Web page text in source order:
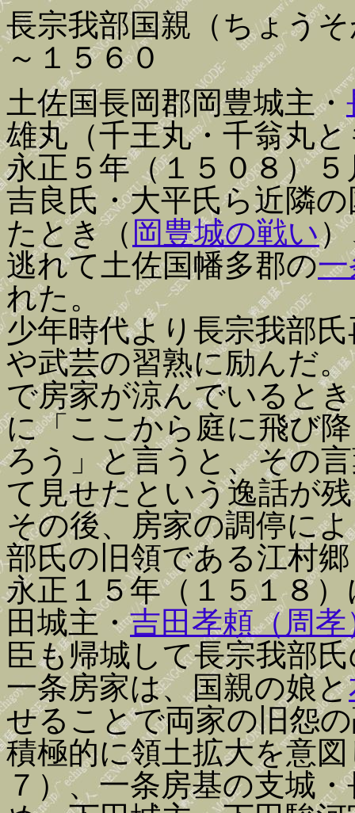
長宗我部国親（ちょう
～１５６０
土佐国長岡郡岡豊城主・
雄丸（千王丸・千翁丸
永正５年（１５０８）
吉良氏・大平氏ら近隣
たとき（ 岡豊城の戦い
逃れて土佐国幡多郡の
れた。
少年時代より長宗我部
や武芸の習熟に励んだ
で房家が涼んでいると
に「ここから庭に飛び
ろう」と言うと、その
て見せたという逸話が
その後、房家の調停に
部氏の旧領である江村
永正１５年（１５１８
田城主・吉田孝頼（周孝
臣も帰城して長宗我部
一条房家は、国親の娘と
せることで両家の旧怨
積極的に領土拡大を意
７）、一条房基の支城